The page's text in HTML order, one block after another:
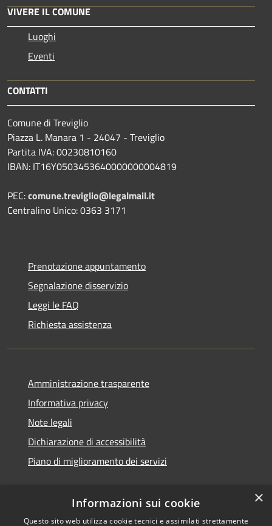
VIVERE IL COMUNE
Luoghi
Eventi
CONTATTI
Comune di Treviglio
Piazza L. Manara 1 - 24047 - Treviglio
Partita IVA: 00230810160
IBAN: IT16Y0503453640000000004819
PEC:comune.treviglio@legalmail.it
Centralino Unico: 0363 3171
Prenotazione appuntamento
Segnalazione disservizio
Leggi le FAQ
Richiesta assistenza
Amministrazione trasparente
Informativa privacy
Note legali
Dichiarazione di accessibilità
Piano di miglioramento dei servizi
RSS Copyright © 2026 • Comune di
×
Informazioni sui cookie
Questo sito web utilizza cookie tecnici e assimilati strettamente